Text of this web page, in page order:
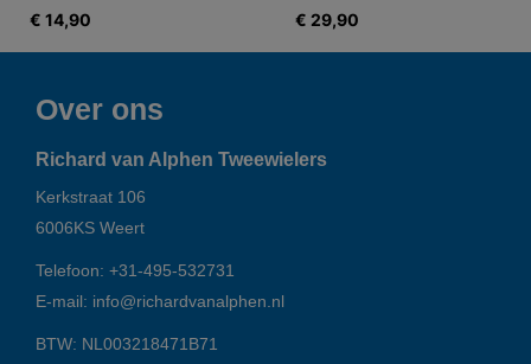
€ 14,90 € 29,90
Over ons
Richard van Alphen Tweewielers
Kerkstraat 106
6006KS Weert
Telefoon: +31-495-532731
E-mail: info@richardvanalphen.nl
BTW: NL003218471B71